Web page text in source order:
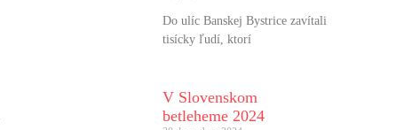
Do ulíc Banskej Bystrice zavítali
tisícky ľudí, ktorí
V Slovenskom
betleheme 2024